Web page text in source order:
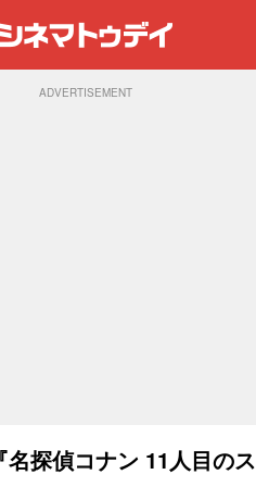
ADVERTISEMENT
探偵コナン 11人目のス